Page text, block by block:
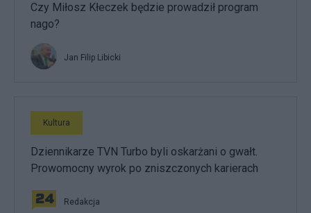
Czy Miłosz Kłeczek będzie prowadził program
nago?
Jan Filip Libicki
Kultura
Dziennikarze TVN Turbo byli oskarżani o gwałt.
Prowomocny wyrok po zniszczonych karierach
Redakcja